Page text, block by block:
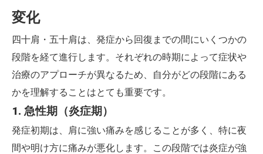
変化
四十肩・五十肩は、発症から回復までの間にいくつかの
段階を経て進行します。それぞれの時期によって症状や
治療のアプローチが異なるため、自分がどの段階にある
かを理解することはとても重要です。
1. 急性期（炎症期）
発症初期は、肩に強い痛みを感じることが多く、特に夜
間や明け方に痛みが悪化します。この段階では炎症が強